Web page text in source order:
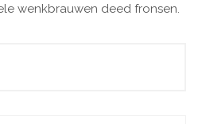
wenkbrauwen deed fronsen.